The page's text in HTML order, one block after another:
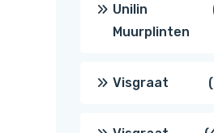
Unilin
Muurplinten
Visgraat